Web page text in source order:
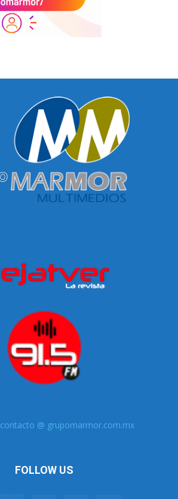
contacto @ grupomarmor.com.mx
FOLLOW US